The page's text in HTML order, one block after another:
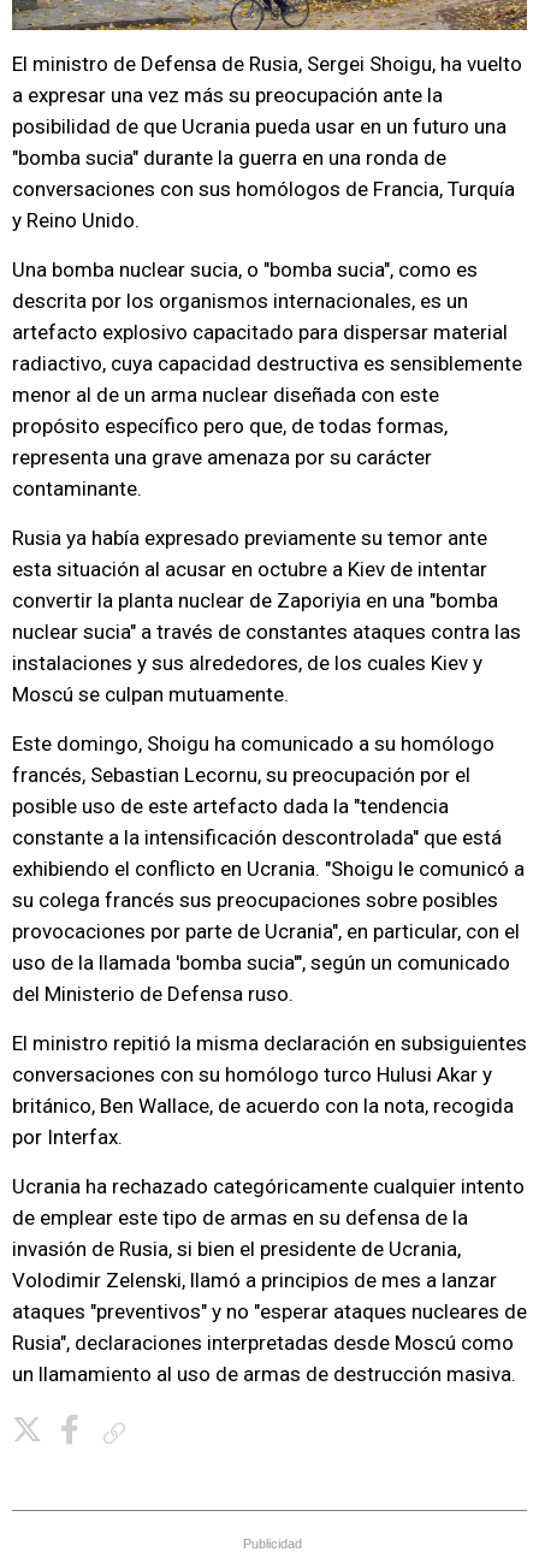
El ministro de Defensa de Rusia, Sergei Shoigu, ha vuelto
a expresar una vez más su preocupación ante la
posibilidad de que Ucrania pueda usar en un futuro una
"bomba sucia" durante la guerra en una ronda de
conversaciones con sus homólogos de Francia, Turquía
y Reino Unido.
Una bomba nuclear sucia, o "bomba sucia", como es
descrita por los organismos internacionales, es un
artefacto explosivo capacitado para dispersar material
radiactivo, cuya capacidad destructiva es sensiblemente
menor al de un arma nuclear diseñada con este
propósito específico pero que, de todas formas,
representa una grave amenaza por su carácter
contaminante.
Rusia ya había expresado previamente su temor ante
esta situación al acusar en octubre a Kiev de intentar
convertir la planta nuclear de Zaporiyia en una "bomba
nuclear sucia" a través de constantes ataques contra las
instalaciones y sus alrededores, de los cuales Kiev y
Moscú se culpan mutuamente.
Este domingo, Shoigu ha comunicado a su homólogo
francés, Sebastian Lecornu, su preocupación por el
posible uso de este artefacto dada la "tendencia
constante a la intensificación descontrolada" que está
exhibiendo el conflicto en Ucrania. "Shoigu le comunicó a
su colega francés sus preocupaciones sobre posibles
provocaciones por parte de Ucrania", en particular, con el
uso de la llamada 'bomba sucia'", según un comunicado
del Ministerio de Defensa ruso.
El ministro repitió la misma declaración en subsiguientes
conversaciones con su homólogo turco Hulusi Akar y
británico, Ben Wallace, de acuerdo con la nota, recogida
por Interfax.
Ucrania ha rechazado categóricamente cualquier intento
de emplear este tipo de armas en su defensa de la
invasión de Rusia, si bien el presidente de Ucrania,
Volodimir Zelenski, llamó a principios de mes a lanzar
ataques "preventivos" y no "esperar ataques nucleares de
Rusia", declaraciones interpretadas desde Moscú como
un llamamiento al uso de armas de destrucción masiva.
Publicidad